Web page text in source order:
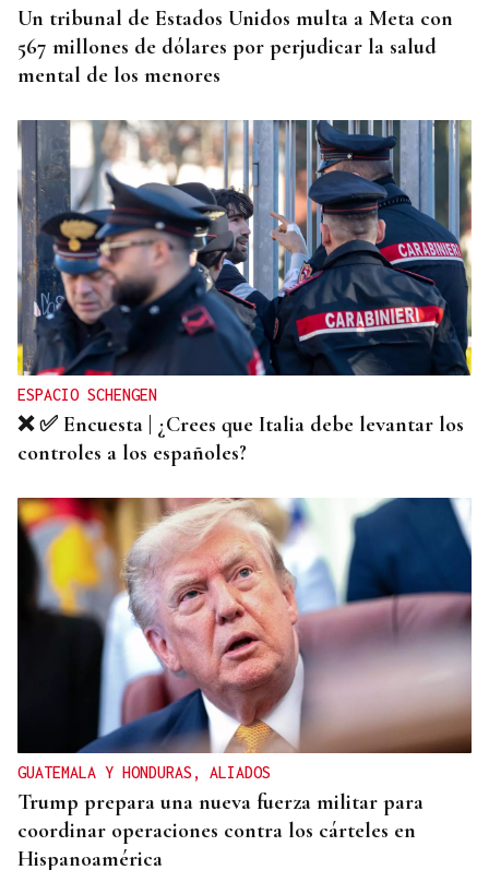
Un tribunal de Estados Unidos multa a Meta con
567 millones de dólares por perjudicar la salud
mental de los menores
ESPACIO SCHENGEN
❌ ✅ Encuesta | ¿Crees que Italia debe levantar los
controles a los españoles?
GUATEMALA Y HONDURAS, ALIADOS
Trump prepara una nueva fuerza militar para
coordinar operaciones contra los cárteles en
Hispanoamérica